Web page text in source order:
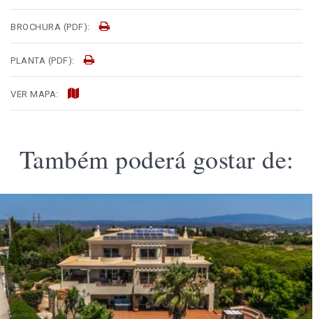
BROCHURA (PDF):
PLANTA (PDF):
VER MAPA:
Também poderá gostar de: